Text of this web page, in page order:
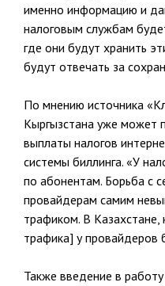
именно информацию и
налоговым службам
где они будут хранить
будут отвечать за
По мнению источника
Кыргызстана уже может
выплаты налогов
системы биллинга. «У
по абонентам. Борьба с
провайдерам самим
трафиком. В Казахстане,
трафика] у
Также введение в